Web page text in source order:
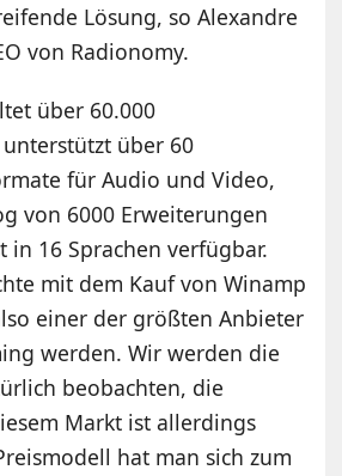
Lösung, so Alexandre
von Radionomy.
über 60.000
über 60
für Audio und Video,
von 6000 Erweiterungen
in 16 Sprachen verfügbar.
mit dem Kauf von Winamp
einer der größten Anbieter
werden. Wir werden die
beobachten, die
Markt ist allerdings
hat man sich zum